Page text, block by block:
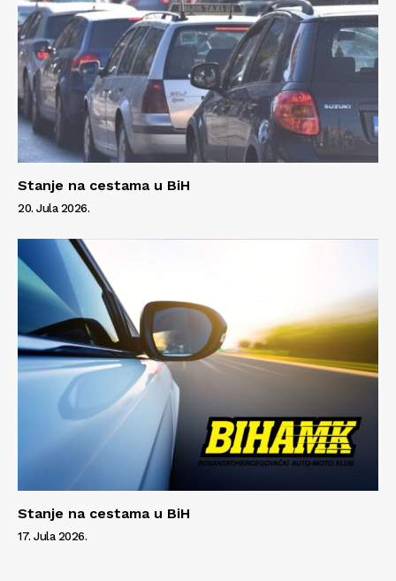
Stanje na cestama u BiH
20. Jula 2026.
Stanje na cestama u BiH
17. Jula 2026.